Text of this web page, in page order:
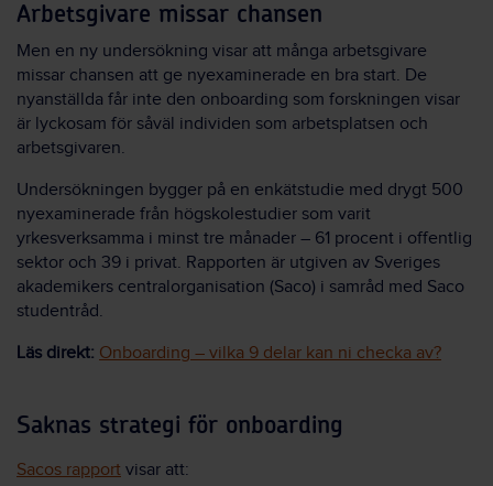
Arbetsgivare missar chansen
Men en ny undersökning visar att många arbetsgivare
missar chansen att ge nyexaminerade en bra start. De
nyanställda får inte den onboarding som forskningen visar
är lyckosam för såväl individen som arbetsplatsen och
arbetsgivaren.
Undersökningen bygger på en enkätstudie med drygt 500
nyexaminerade från högskolestudier som varit
yrkesverksamma i minst tre månader – 61 procent i offentlig
sektor och 39 i privat. Rapporten är utgiven av Sveriges
akademikers centralorganisation (Saco) i samråd med Saco
studentråd.
Läs direkt: Onboarding – vilka 9 delar kan ni checka av?
Saknas strategi för onboarding
Sacos rapport visar att: